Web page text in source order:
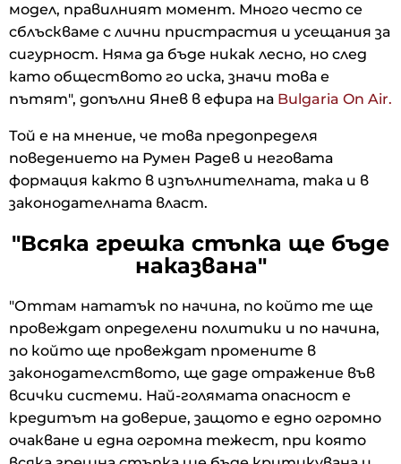
модел, правилният момент. Много често се
сблъскваме с лични пристрастия и усещания за
сигурност. Няма да бъде никак лесно, но след
като обществото го иска, значи това е
пътят", допълни Янев в ефира на Bulgaria On Air.
Той е на мнение, че това предопределя
поведението на Румен Радев и неговата
формация както в изпълнителната, така и в
законодателната власт.
"Всяка грешка стъпка ще бъде
наказвана"
"Оттам нататък по начина, по който те ще
провеждат определени политики и по начина,
по който ще провеждат промените в
законодателството, ще даде отражение във
всички системи. Най-голямата опасност е
кредитът на доверие, защото е едно огромно
очакване и една огромна тежест, при която